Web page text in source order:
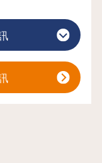
」和 「卯之洲
陸地質公園、
您了解其背後
走和感受的旅
會根據不同的
、遠處的懸